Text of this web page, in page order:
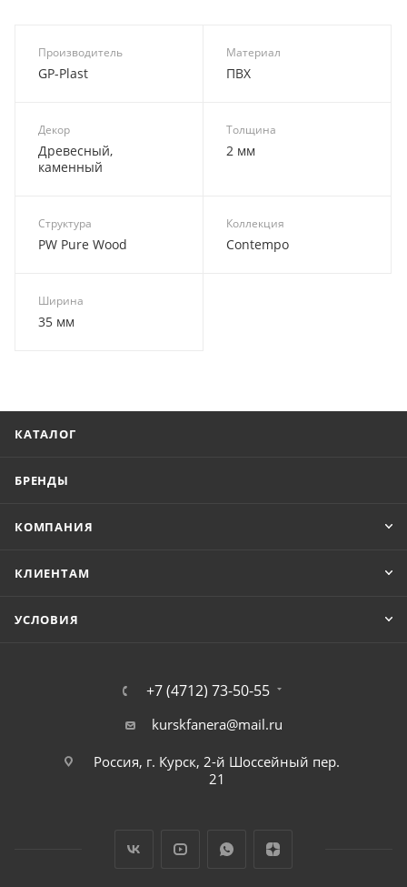
Производитель
GP-Plast
Материал
ПВХ
Декор
Древесный,
каменный
Толщина
2 мм
Структура
PW Pure Wood
Коллекция
Contempo
Ширина
35 мм
КАТАЛОГ
БРЕНДЫ
КОМПАНИЯ
КЛИЕНТАМ
УСЛОВИЯ
+7 (4712) 73-50-55
kurskfanera@mail.ru
Россия, г. Курск, 2-й Шоссейный пер.
21